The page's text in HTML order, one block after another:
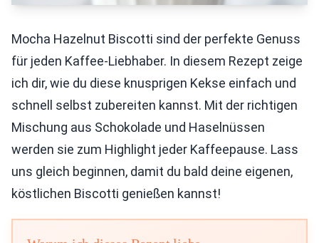
Mocha Hazelnut Biscotti sind der perfekte Genuss
für jeden Kaffee-Liebhaber. In diesem Rezept zeige
ich dir, wie du diese knusprigen Kekse einfach und
schnell selbst zubereiten kannst. Mit der richtigen
Mischung aus Schokolade und Haselnüssen
werden sie zum Highlight jeder Kaffeepause. Lass
uns gleich beginnen, damit du bald deine eigenen,
köstlichen Biscotti genießen kannst!